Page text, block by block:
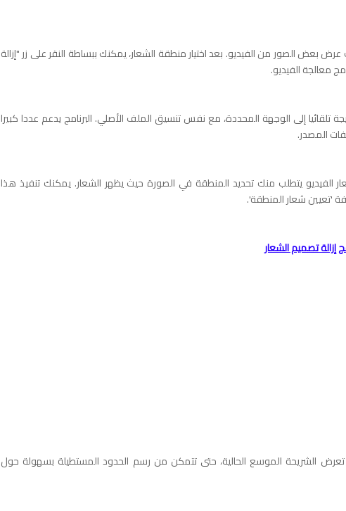
بعض الصور من الفيديو. بعد اختيار منطقة الشعار، يمكنك ببساطة النقر على زر "إزالة
معالجة الفيديو.
تلقائيا إلى الوجهة المحددة، مع نفس تنسيق الملف الأصلي. البرنامج يدعم عددا كبيرا
المصدر.
الفيديو يتطلب منك تحديد المنطقة في الصورة حيث يظهر الشعار. يمكنك تنفيذ هذا
'تعيين شعار المنطقة'.
الشريحة الموسع الحالية، حتى تتمكن من رسم الحدود المستطيلة بسهولة حول